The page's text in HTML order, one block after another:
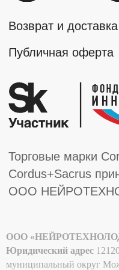
ООО
Юридический адрес
муниципальный округ